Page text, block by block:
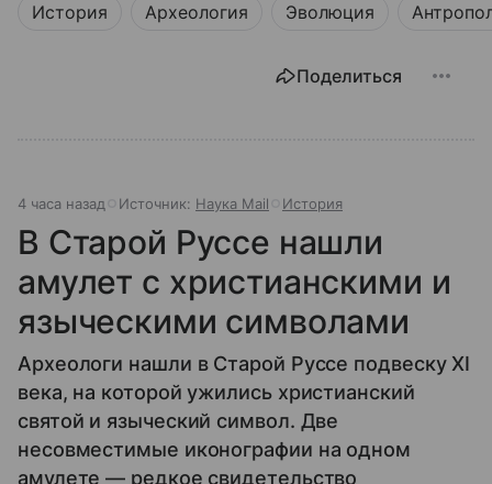
История Археология Эволюция
Поделиться
4 часа назад Источник: Наука Mail История
В Старой Руссе нашли
амулет с христианскими и
языческими символами
Археологи нашли в Старой Руссе подвеску XI
века, на которой ужились христианский
святой и языческий символ. Две
несовместимые иконографии на одном
амулете — редкое свидетельство